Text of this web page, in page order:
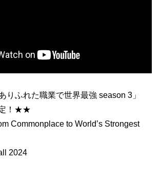
ふれた職業で世界最強 season 3」
定！★★
Commonplace to World’s Strongest
2024